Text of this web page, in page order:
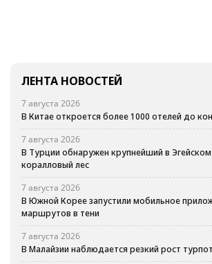
ЛЕНТА НОВОСТЕЙ
7 августа 2026
В Китае откроется более 1000 отелей до
7 августа 2026
В Турции обнаружен крупнейший в
коралловый лес
7 августа 2026
В Южной Корее запустили мобильное
маршрутов в тени
7 августа 2026
В Малайзии наблюдается резкий рост